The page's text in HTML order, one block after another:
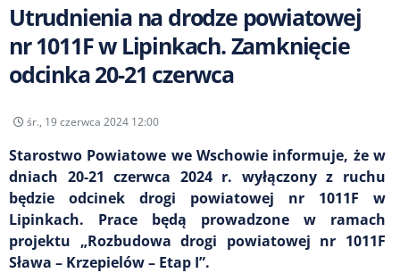
Utrudnienia na drodze powiatowej
nr 1011F w Lipinkach. Zamknięcie
odcinka 20-21 czerwca
śr., 19 czerwca 2024 12:00
Starostwo Powiatowe we Wschowie informuje, że w
dniach 20-21 czerwca 2024 r. wyłączony z ruchu
będzie odcinek drogi powiatowej nr 1011F w
Lipinkach. Prace będą prowadzone w ramach
projektu „Rozbudowa drogi powiatowej nr 1011F
Sława – Krzepielów – Etap I”.